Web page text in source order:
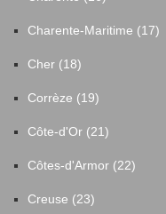
Charente-Maritime (17)
Cher (18)
Corrèze (19)
Côte-d'Or (21)
Côtes-d'Armor (22)
Creuse (23)